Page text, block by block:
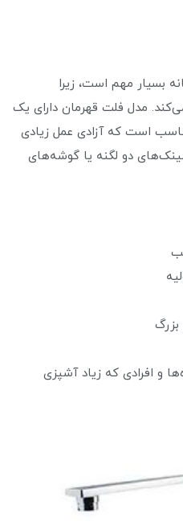
بسیار مهم است، زیرا
مدل فلت قهرمان دارای یک
است که آزادی عمل زیادی
دو لگنه یا گوشه‌های
بزرگ
و افرادی که زیاد آشپزی